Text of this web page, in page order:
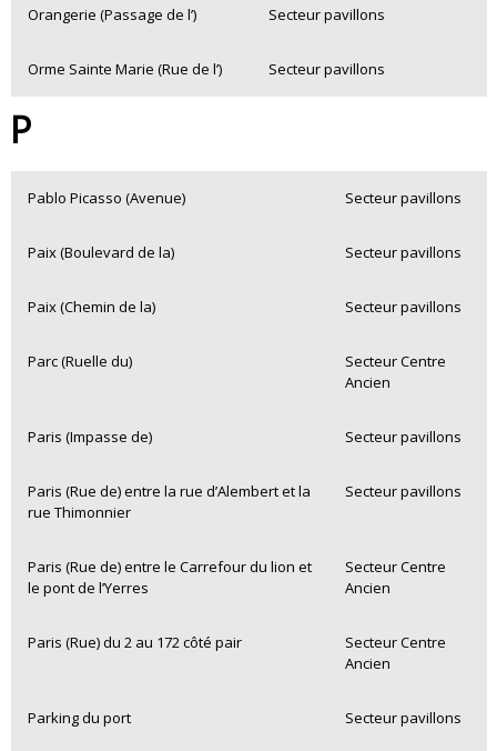
Orangerie (Passage de l’) Secteur pavillons
Orme Sainte Marie (Rue de l’) Secteur pavillons
P
Pablo Picasso (Avenue) Secteur pavillons
Paix (Boulevard de la) Secteur pavillons
Paix (Chemin de la) Secteur pavillons
Parc (Ruelle du)
Secteur Centre
Ancien
Paris (Impasse de) Secteur pavillons
Paris (Rue de) entre la rue d’Alembert et la
rue Thimonnier
Secteur pavillons
Paris (Rue de) entre le Carrefour du lion et
le pont de l’Yerres
Secteur Centre
Ancien
Paris (Rue) du 2 au 172 côté pair
Secteur Centre
Ancien
Parking du port Secteur pavillons